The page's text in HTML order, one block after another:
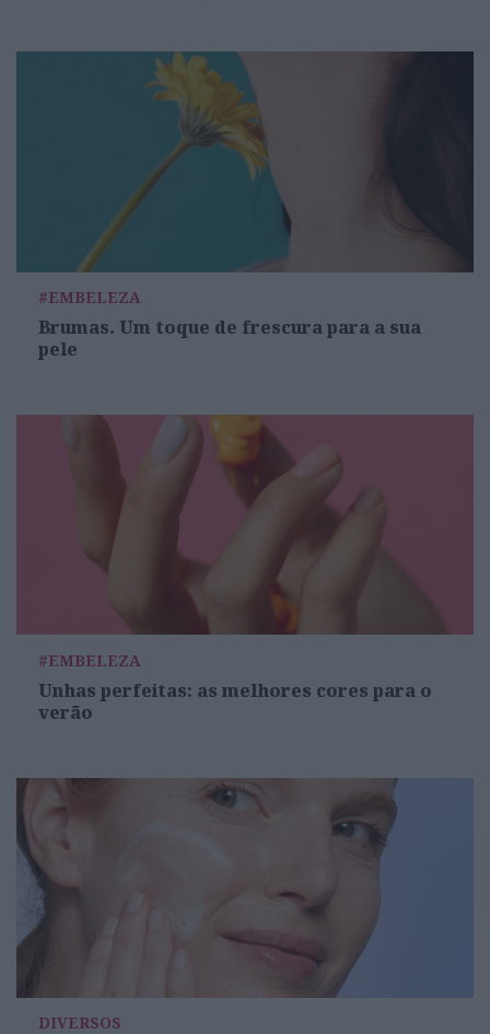
#EMBELEZA
Brumas. Um toque de frescura para a sua
pele
#EMBELEZA
Unhas perfeitas: as melhores cores para o
verão
DIVERSOS